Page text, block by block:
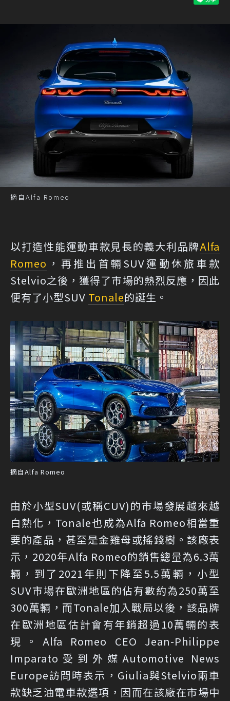
摘自Alfa Romeo
以打造性能運動車款見長的義大利品牌Alfa
Romeo ，再推出首輛SUV運動休旅車款
Stelvio之後，獲得了市場的熱烈反應，因此
便有了小型SUV Tonale的誕生。
摘自Alfa Romeo
由於小型SUV(或稱CUV)的市場發展越來越
白熱化，Tonale也成為Alfa Romeo相當重
要的產品，甚至是金雞母或搖錢樹。該廠表
示，2020年Alfa Romeo的銷售總量為6.3萬
輛，到了2021年則下降至5.5萬輛，小型
SUV市場在歐洲地區的佔有數約為250萬至
300萬輛，而Tonale加入戰局以後，該品牌
在歐洲地區估計會有年銷超過10萬輛的表
現。Alfa Romeo CEO Jean-Philippe
Imparato受到外媒Automotive News
Europe訪問時表示，Giulia與Stelvio兩車
款缺乏油電車款選項，因而在該廠在市場中